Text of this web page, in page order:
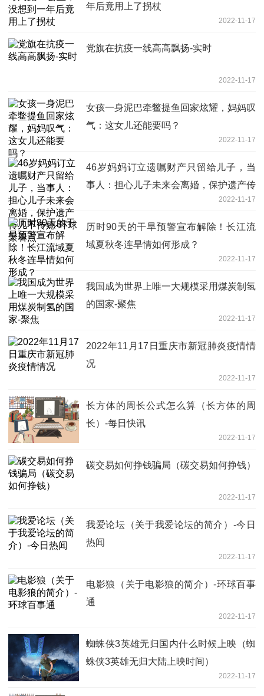
年后竟用上了拐杖
2022-11-17
党旗在抗疫一线高高飘扬-实时
2022-11-17
女孩一身泥巴牵鳖提鱼回家炫耀，妈妈叹
气：这女儿还能要吗？
2022-11-17
46岁妈妈订立遗嘱财产只留给儿子，当
事人：担心儿子未来会离婚，保护遗产传
2022-11-17
历时90天的干旱预警宣布解除！长江流
域夏秋冬连旱情如何形成？
2022-11-17
我国成为世界上唯一大规模采用煤炭制氢
的国家-聚焦
2022-11-17
2022年11月17日重庆市新冠肺炎疫情情
况
2022-11-17
长方体的周长公式怎么算（长方体的周
长）-每日快讯
2022-11-17
碳交易如何挣钱骗局（碳交易如何挣钱）
2022-11-17
我爱论坛（关于我爱论坛的简介）-今日
热闻
2022-11-17
电影狼（关于电影狼的简介）-环球百事
通
2022-11-17
蜘蛛侠3英雄无归国内什么时候上映（蜘
蛛侠3英雄无归大陆上映时间）
2022-11-17